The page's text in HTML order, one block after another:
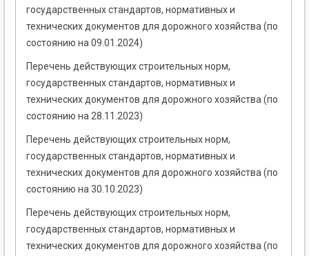
государственных стандартов, нормативных и
технических документов для дорожного хозяйства (по
состоянию на 09.01.2024)
Перечень действующих строительных норм,
государственных стандартов, нормативных и
технических документов для дорожного хозяйства (по
состоянию на 28.11.2023)
Перечень действующих строительных норм,
государственных стандартов, нормативных и
технических документов для дорожного хозяйства (по
состоянию на 30.10.2023)
Перечень действующих строительных норм,
государственных стандартов, нормативных и
технических документов для дорожного хозяйства (по